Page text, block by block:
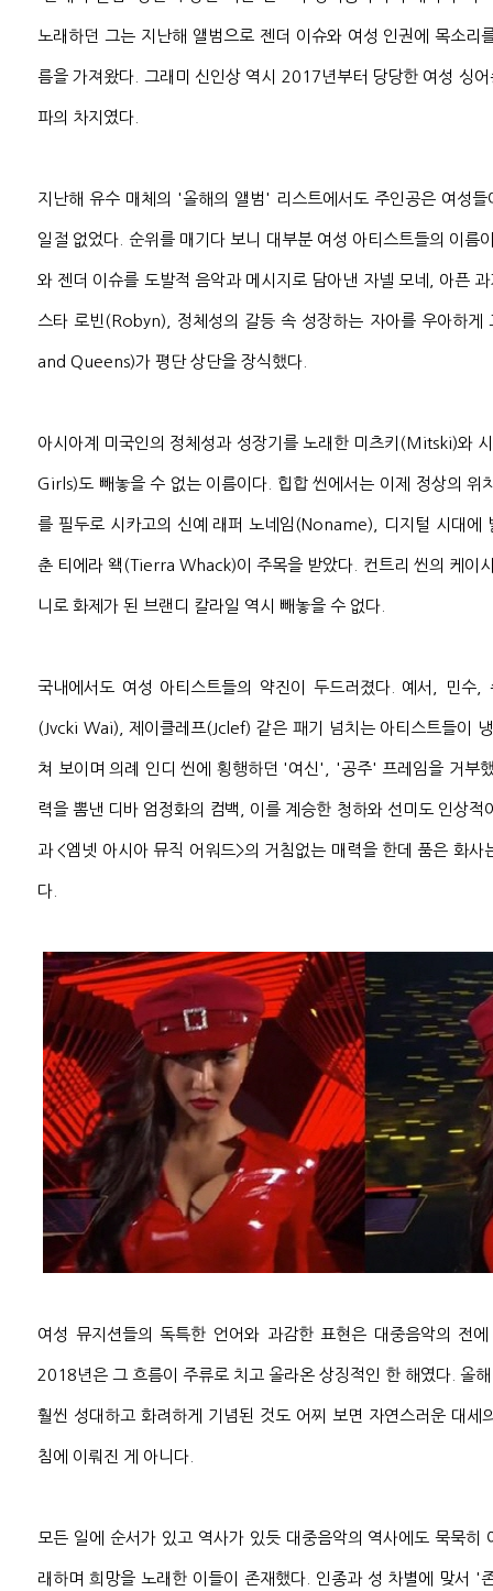
노래하던 그는 지난해 앨범으로 젠더 이슈와 여성 인권에 목소리
름을 가져왔다. 그래미 신인상 역시 2017년부터 당당한 여성 싱
파의 차지였다.
지난해 유수 매체의 '올해의 앨범' 리스트에서도 주인공은 여성
일절 없었다. 순위를 매기다 보니 대부분 여성 아티스트들의 이름
와 젠더 이슈를 도발적 음악과 메시지로 담아낸 자넬 모네, 아픈
스타 로빈(Robyn), 정체성의 갈등 속 성장하는 자아를 우아하
and Queens)가 평단 상단을 장식했다.
아시아계 미국인의 정체성과 성장기를 노래한 미츠키(Mitski)와
Girls)도 빼놓을 수 없는 이름이다. 힙합 씬에서는 이제 정상의 위
를 필두로 시카고의 신예 래퍼 노네임(Noname), 디지털 시대에
춘 티에라 왝(Tierra Whack)이 주목을 받았다. 컨트리 씬의 케이
니로 화제가 된 브랜디 칼라일 역시 빼놓을 수 없다.
국내에서도 여성 아티스트들의 약진이 두드러졌다. 예서, 민수
(Jvcki Wai), 제이클레프(Jclef) 같은 패기 넘치는 아티스트들이
쳐 보이며 의례 인디 씬에 횡행하던 '여신', '공주' 프레임을 거부
력을 뽐낸 디바 엄정화의 컴백, 이를 계승한 청하와 선미도 인상적
과 <엠넷 아시아 뮤직 어워드>의 거침없는 매력을 한데 품은 화사
다.
여성 뮤지션들의 독특한 언어와 과감한 표현은 대중음악의 전
2018년은 그 흐름이 주류로 치고 올라온 상징적인 한 해였다. 올
훨씬 성대하고 화려하게 기념된 것도 어찌 보면 자연스러운 대세
침에 이뤄진 게 아니다.
모든 일에 순서가 있고 역사가 있듯 대중음악의 역사에도 묵묵히
래하며 희망을 노래한 이들이 존재했다. 인종과 성 차별에 맞서 '